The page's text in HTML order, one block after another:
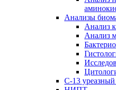
Анализы
Анализ
Анализ
С-13 уреазный